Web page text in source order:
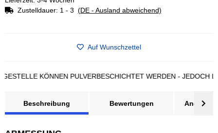
Zustelldauer: 1 - 3 (DE - Ausland abweichend)
Auf Wunschzettel
KÖNNEN PULVERBESCHICHTET WERDEN - JEDOCH
Beschreibung Bewertungen Angebot